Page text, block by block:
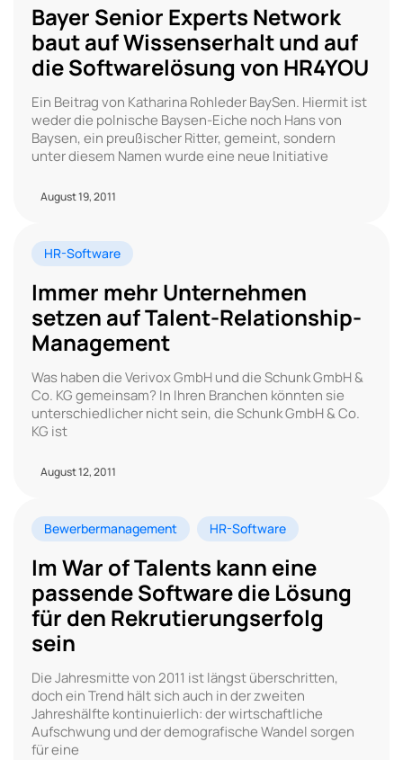
Bayer Senior Experts Network
baut auf Wissenserhalt und auf
die Softwarelösung von HR4YOU
Ein Beitrag von Katharina Rohleder BaySen. Hiermit ist
weder die polnische Baysen-Eiche noch Hans von
Baysen, ein preußischer Ritter, gemeint, sondern
unter diesem Namen wurde eine neue Initiative
August 19, 2011
HR-Software
Immer mehr Unternehmen
setzen auf Talent-Relationship-
Management
Was haben die Verivox GmbH und die Schunk GmbH &
Co. KG gemeinsam? In Ihren Branchen könnten sie
unterschiedlicher nicht sein, die Schunk GmbH & Co.
KG ist
August 12, 2011
Bewerbermanagement HR-Software
Im War of Talents kann eine
passende Software die Lösung
für den Rekrutierungserfolg
sein
Die Jahresmitte von 2011 ist längst überschritten,
doch ein Trend hält sich auch in der zweiten
Jahreshälfte kontinuierlich: der wirtschaftliche
Aufschwung und der demografische Wandel sorgen
für eine